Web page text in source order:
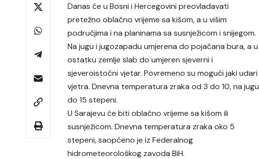
Danas će u Bosni i Hercegovini preovladavati
pretežno oblačno vrijeme sa kišom, a u višim
područjima i na planinama sa susnježicom i snijegom.
Na jugu i jugozapadu umjerena do pojačana bura, a u
ostatku zemlje slab do umjeren sjeverni i
sjeveroistočni vjetar. Povremeno su mogući jaki udari
vjetra. Dnevna temperatura zraka od 3 do 10, na jugu
do 15 stepeni.
U Sarajevu će biti oblačno vrijeme sa kišom ili
susnježicom. Dnevna temperatura zraka oko 5
stepeni, saopćeno je iz Federalnog
hidrometeorološkog zavoda BiH.